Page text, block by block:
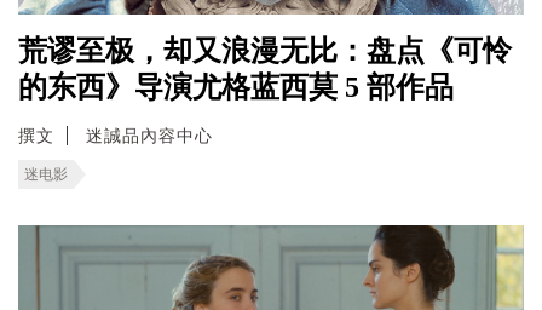
荒谬至极，却又浪漫无比：盘点《可怜
的东西》导演尤格蓝西莫 5 部作品
撰文 迷誠品內容中心
迷电影